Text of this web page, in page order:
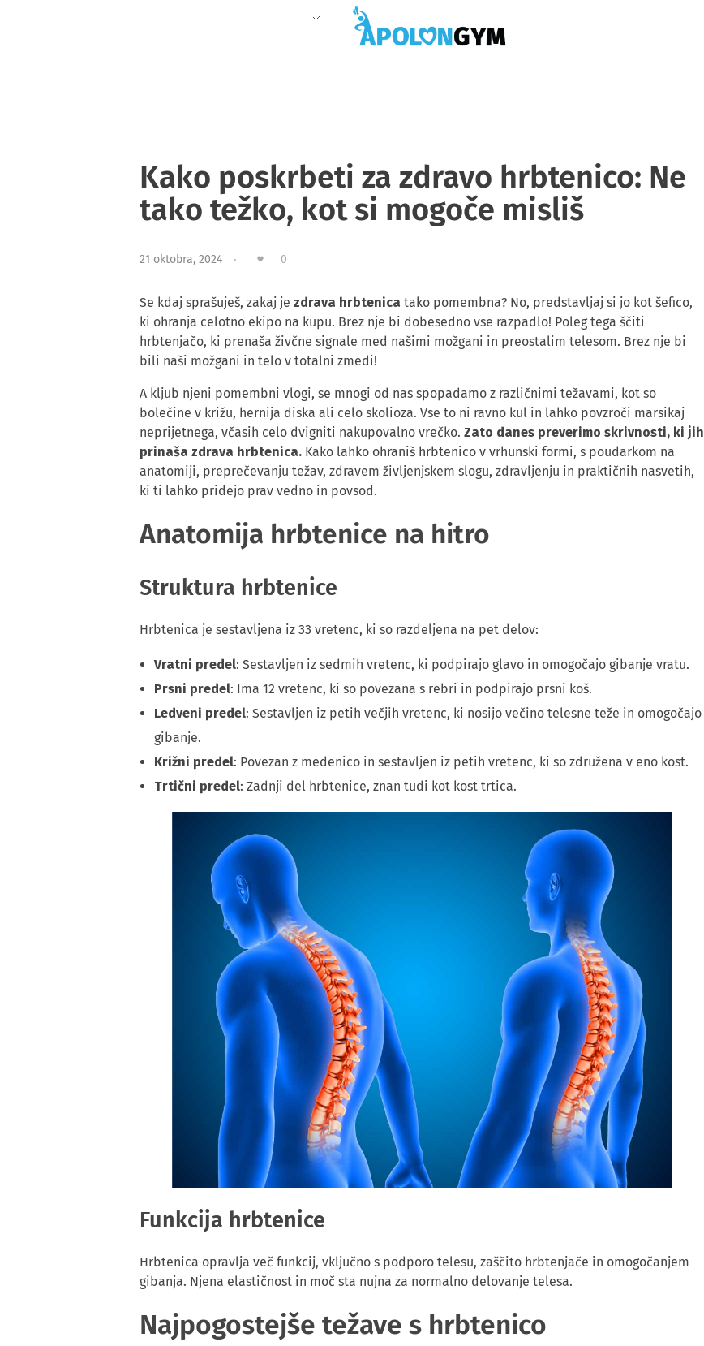
Kako poskrbeti za zdravo hrbtenico: Ne
tako težko, kot si mogoče misliš
21 oktobra, 2024 0
Se kdaj sprašuješ, zakaj je zdrava hrbtenica tako pomembna? No, predstavljaj si jo kot šefico,
ki ohranja celotno ekipo na kupu. Brez nje bi dobesedno vse razpadlo! Poleg tega ščiti
hrbtenjačo, ki prenaša živčne signale med našimi možgani in preostalim telesom. Brez nje bi
bili naši možgani in telo v totalni zmedi!
A kljub njeni pomembni vlogi, se mnogi od nas spopadamo z različnimi težavami, kot so
bolečine v križu, hernija diska ali celo skolioza. Vse to ni ravno kul in lahko povzroči marsikaj
neprijetnega, včasih celo dvigniti nakupovalno vrečko. Zato danes preverimo skrivnosti, ki jih
prinaša zdrava hrbtenica. Kako lahko ohraniš hrbtenico v vrhunski formi, s poudarkom na
anatomiji, preprečevanju težav, zdravem življenjskem slogu, zdravljenju in praktičnih nasvetih,
ki ti lahko pridejo prav vedno in povsod.
Anatomija hrbtenice na hitro
Struktura hrbtenice
Hrbtenica je sestavljena iz 33 vretenc, ki so razdeljena na pet delov:
Vratni predel: Sestavljen iz sedmih vretenc, ki podpirajo glavo in omogočajo gibanje vratu.
Prsni predel: Ima 12 vretenc, ki so povezana s rebri in podpirajo prsni koš.
Ledveni predel: Sestavljen iz petih večjih vretenc, ki nosijo večino telesne teže in omogočajo
gibanje.
Križni predel: Povezan z medenico in sestavljen iz petih vretenc, ki so združena v eno kost.
Trtični predel: Zadnji del hrbtenice, znan tudi kot kost trtica.
Funkcija hrbtenice
Hrbtenica opravlja več funkcij, vključno s podporo telesu, zaščito hrbtenjače in omogočanjem
gibanja. Njena elastičnost in moč sta nujna za normalno delovanje telesa.
Najpogostejše težave s hrbtenico